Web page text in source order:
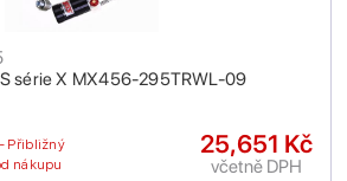
série X MX456-295TRWL-09
Přibližný
nákupu
25,651 Kč
včetně DPH